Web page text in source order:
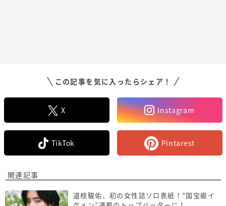
この記事を気に入ったらシェア！
X Instagram
TikTok Pintarest
関連記事
道枝駿佑、初の女性誌ソロ表紙！“国宝級イ